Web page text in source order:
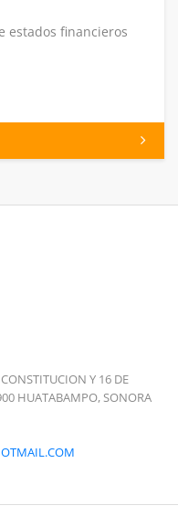
estados financieros
Y 16 DE
HUATABAMPO, SONORA